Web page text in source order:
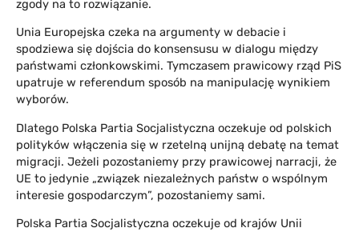
zgody na to rozwiązanie.
Unia Europejska czeka na argumenty w debacie i
spodziewa się dojścia do konsensusu w dialogu między
państwami członkowskimi. Tymczasem prawicowy rząd PiS
upatruje w referendum sposób na manipulację wynikiem
wyborów.
Dlatego Polska Partia Socjalistyczna oczekuje od polskich
polityków włączenia się w rzetelną unijną debatę na temat
migracji. Jeżeli pozostaniemy przy prawicowej narracji, że
UE to jedynie „związek niezależnych państw o wspólnym
interesie gospodarczym”, pozostaniemy sami.
Polska Partia Socjalistyczna oczekuje od krajów Unii